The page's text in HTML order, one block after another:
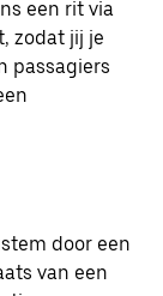
een rit via
zodat jij je
passagiers
door een
van een